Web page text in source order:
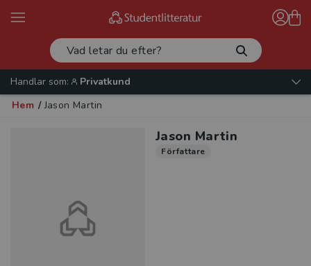
Handlar som:
Privatkund
Hem / Jason Martin
Jason Martin
Författare